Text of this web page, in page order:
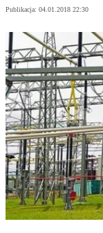
Publikacja: 04.01.2018 22:30